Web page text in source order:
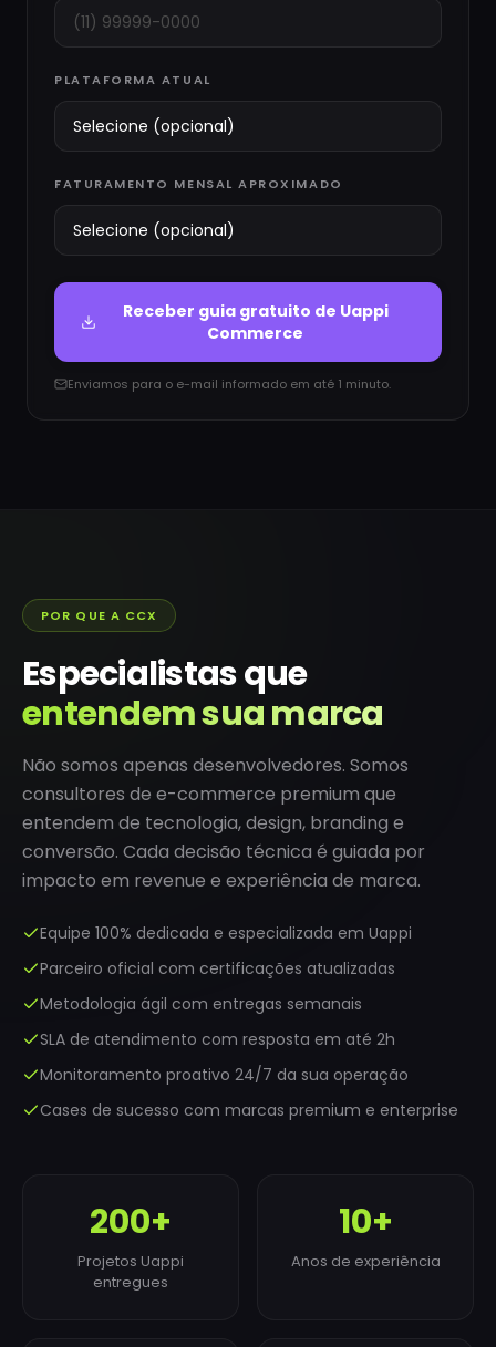
PLATAFORMA ATUAL
FATURAMENTO MENSAL APROXIMADO
Receber guia gratuito de Uappi
Commerce
Enviamos para o e-mail informado em até 1 minuto.
POR QUE A CCX
Especialistas que
entendem sua marca
Não somos apenas desenvolvedores. Somos
consultores de e-commerce premium que
entendem de tecnologia, design, branding e
conversão. Cada decisão técnica é guiada por
impacto em revenue e experiência de marca.
Equipe 100% dedicada e especializada em Uappi
Parceiro oficial com certificações atualizadas
Metodologia ágil com entregas semanais
SLA de atendimento com resposta em até 2h
Monitoramento proativo 24/7 da sua operação
Cases de sucesso com marcas premium e enterprise
200+
Projetos Uappi
entregues
10+
Anos de experiência